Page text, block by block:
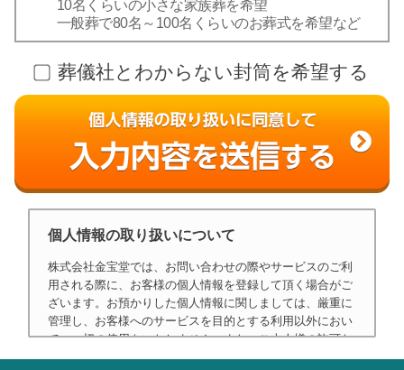
10名くらいの小さな家族葬を希望
一般葬で80名～100名くらいのお葬式を希望など
葬儀社とわからない封筒を希望する
個人情報の取り扱いについて
株式会社金宝堂では、お問い合わせの際やサービスのご利
用される際に、お客様の個人情報を登録して頂く場合がご
ざいます。お預かりした個人情報に関しましては、厳重に
管理し、お客様へのサービスを目的とする利用以外におい
て、一切の使用をいたしません。また、ご本人様の許可な
く第三者等への開示、その他目的での使用はいたしませ